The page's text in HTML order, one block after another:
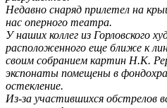
Недавно снаряд прилетел на
нас оперного театра.
У наших коллег из Горловского
расположенного еще ближе к
своим собранием картин Н.К.
экспонаты помещены в
остекление.
Из-за участившихся обстрелов